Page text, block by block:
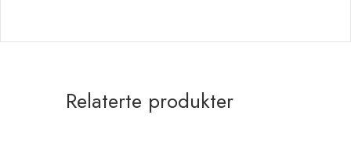
Relaterte produkter